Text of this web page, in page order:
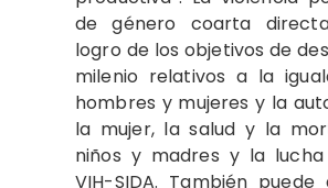
de género coarta
logro de los objetivos de
milenio relativos a la
hombres y mujeres y la
la mujer, la salud y la
niños y madres y la
VIH-SIDA. También